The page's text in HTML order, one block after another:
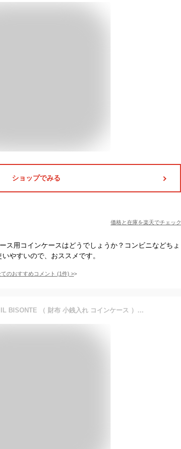
ショップでみる
価格と在庫を楽天でチェック
ス用コインケースはどうでしょうか？コンビニなどちょ
やすいので、おススメです。
てのおすすめコメント (1件) >
（ イルビゾンテ 財布 ） IL BISONTE （ 財布 小銭入れ コインケース ）イルビゾンテ スクエアカード ポケット付き コインケース（ メンズ レディース 財布 54_1_ 5452404141 ）（ 商品番号 IB-54-04141 ）